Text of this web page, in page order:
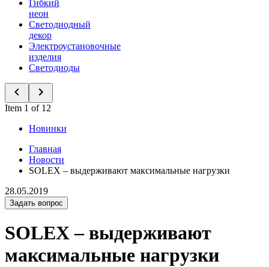
Гибкий
неон
Светодиодный
декор
Электроустановочные
изделия
Светодиоды
Item 1 of 12
Новинки
Главная
Новости
SOLEX – выдерживают максимальные нагрузки
28.05.2019
Задать вопрос
SOLEX – выдерживают
максимальные нагрузки